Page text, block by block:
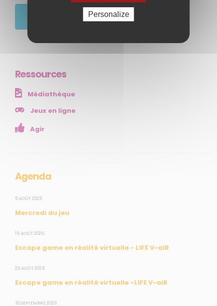
Ressources
Médiathèque
Jeux en ligne
Agir
Agenda
5 AOÛT 2026
Mercredi du jeu
19 AOÛT 2026
Escape game en réalité virtuelle - LIFE V-aiR
26 AOÛT 2026
Escape game en réalité virtuelle -LIFE V-aiR
30 SEPTEMBRE 2026
Accueil
Qui sommes-nous ?
Agir
NOS SERVICES
Presse
Mesures du réseau Sargasses
Open Data
CONTACT
Personalize